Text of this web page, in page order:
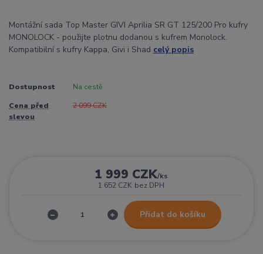
Montážní sada Top Master GIVI Aprilia SR GT 125/200 Pro kufry
MONOLOCK - použijte plotnu dodanou s kufrem Monolock.
Kompatibilní s kufry Kappa, Givi i Shad celý popis
Dostupnost Na cestě
Cena před
slevou
2 099 CZK
1 999 CZK/ks
1 652 CZK bez DPH
Přidat do košíku